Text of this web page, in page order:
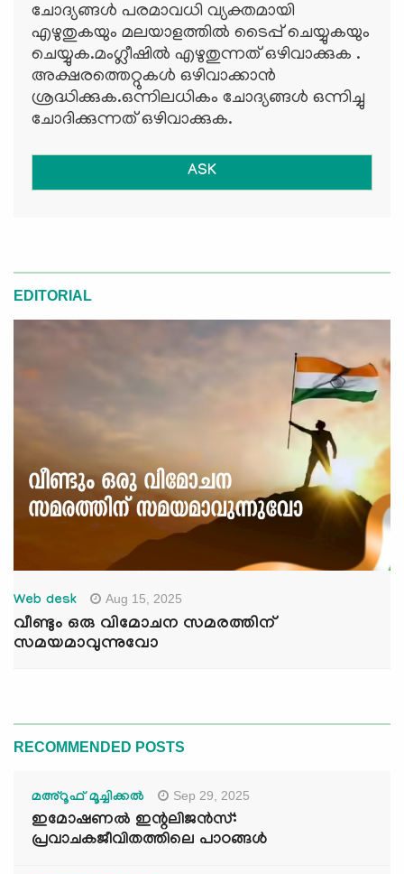
ചോദ്യങ്ങള്‍ പരമാവധി വ്യക്തമായി
എഴുതുകയും മലയാളത്തില്‍ ടൈപ്പ് ചെയ്യുകയും
ചെയ്യുക.മംഗ്ലീഷില്‍ എഴുതുന്നത് ഒഴിവാക്കുക .
അക്ഷരത്തെറ്റുകള്‍ ഒഴിവാക്കാന്‍
ശ്രദ്ധിക്കുക.ഒന്നിലധികം ചോദ്യങ്ങള്‍ ഒന്നിച്ചു
ചോദിക്കുന്നത് ഒഴിവാക്കുക.
ASK
EDITORIAL
Web desk Aug 15, 2025
വീണ്ടും ഒരു വിമോചന സമരത്തിന്
സമയമാവുന്നുവോ
RECOMMENDED POSTS
മഅ്റൂഫ് മൂച്ചിക്കല്‍ Sep 29, 2025
ഇമോഷണൽ ഇന്റലിജൻസ്:
പ്രവാചകജീവിതത്തിലെ പാഠങ്ങൾ